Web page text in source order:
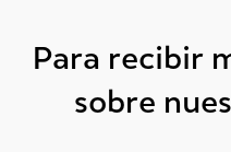
Para recibir
sobre